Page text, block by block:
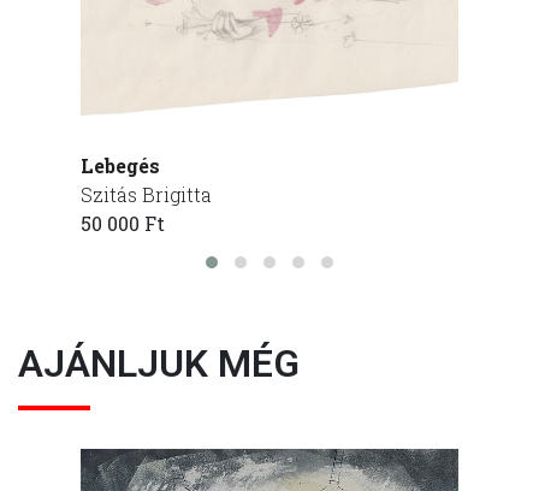
Lebegés
Szitás Brigitta
50 000 Ft
AJÁNLJUK MÉG